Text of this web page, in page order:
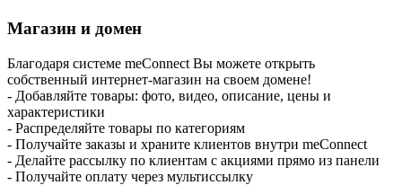
Магазин и домен
Благодаря системе meConnect Вы можете открыть
собственный интернет-магазин на своем домене!
- Добавляйте товары: фото, видео, описание, цены и
характеристики
- Распределяйте товары по категориям
- Получайте заказы и храните клиентов внутри meConnect
- Делайте рассылку по клиентам с акциями прямо из панели
- Получайте оплату через мультиссылку